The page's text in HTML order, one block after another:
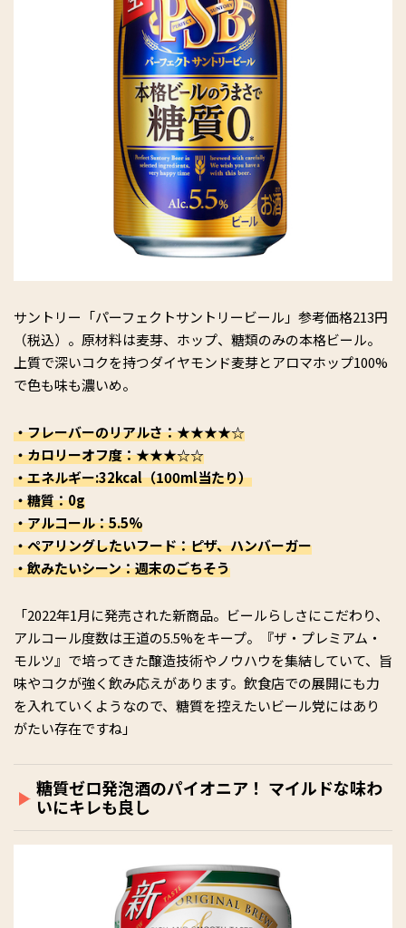
サントリー「パーフェクトサントリービール」参考価格213円
（税込）。原材料は麦芽、ホップ、糖類のみの本格ビール。
上質で深いコクを持つダイヤモンド麦芽とアロマホップ100%
で色も味も濃いめ。
・フレーバーのリアルさ：★★★★☆
・カロリーオフ度：★★★☆☆
・エネルギー:32kcal（100ml当たり）
・糖質：0g
・アルコール：5.5%
・ペアリングしたいフード：ピザ、ハンバーガー
・飲みたいシーン：週末のごちそう
「2022年1月に発売された新商品。ビールらしさにこだわり、
アルコール度数は王道の5.5%をキープ。『ザ・プレミアム・
モルツ』で培ってきた醸造技術やノウハウを集結していて、旨
味やコクが強く飲み応えがあります。飲食店での展開にも力
を入れていくようなので、糖質を控えたいビール党にはあり
がたい存在ですね」
糖質ゼロ発泡酒のパイオニア！ マイルドな味わ
いにキレも良し